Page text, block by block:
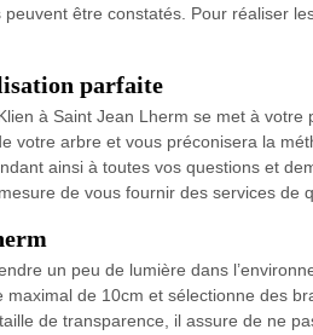
être constatés. Pour réaliser
parfaite
à Saint Jean Lherm se met à
votre arbre et vous préconisera la
ainsi à toutes vos questions et
de vous fournir des services
un peu de lumière dans
de 10cm et sélectionne des
de transparence, il assure de ne